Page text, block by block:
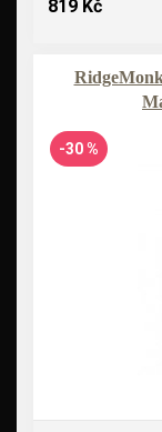
819 Kč
-30 %